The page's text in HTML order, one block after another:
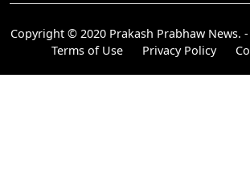
Copyright © 2020 Prakash Prabhaw News.
Terms of Use
Privacy Policy